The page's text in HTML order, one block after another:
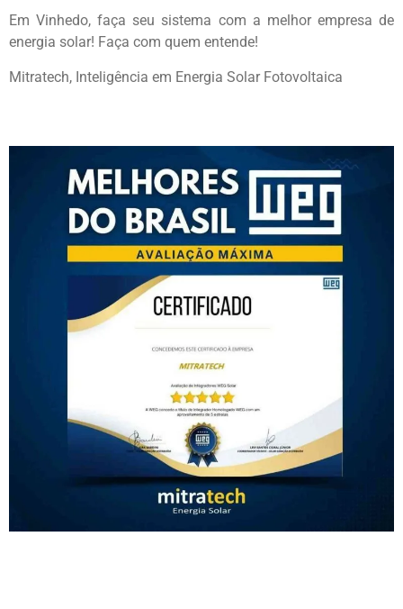
Em Vinhedo, faça seu sistema com a melhor empresa de
energia solar! Faça com quem entende!
Mitratech, Inteligência em Energia Solar Fotovoltaica